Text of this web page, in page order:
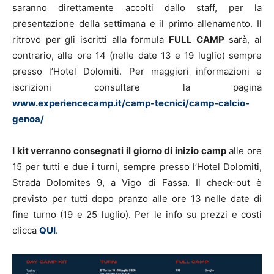
saranno direttamente accolti dallo staff, per la
presentazione della settimana e il primo allenamento. Il
ritrovo per gli iscritti alla formula FULL CAMP sarà, al
contrario, alle ore 14 (nelle date 13 e 19 luglio) sempre
presso l’Hotel Dolomiti. Per maggiori informazioni e
iscrizioni consultare la pagina
www.experiencecamp.it/camp-tecnici/camp-calcio-
genoa/
I kit verranno consegnati il giorno di inizio campalle ore
15 per tutti e due i turni, sempre presso l’Hotel Dolomiti,
Strada Dolomites 9, a Vigo di Fassa. Il check-out è
previsto per tutti dopo pranzo alle ore 13 nelle date di
fine turno (19 e 25 luglio). Per le info su prezzi e costi
clicca QUI.